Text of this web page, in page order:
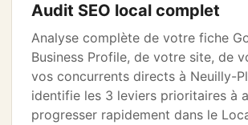
Audit SEO local complet
Analyse complète de votre fiche
Business Profile, de votre site, de
vos concurrents directs à Neuilly-
identifie les 3 leviers prioritaires à
progresser rapidement dans le